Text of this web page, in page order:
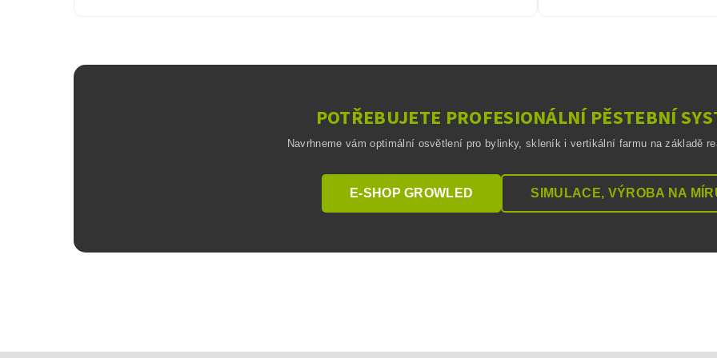
POTŘEBUJETE PROFESIONÁLNÍ PĚSTEBNÍ
Navrhneme vám optimální osvětlení pro bylinky, skleník i vertikální farmu na základě
E-SHOP GROWLED SIMULACE, VÝROBA NA